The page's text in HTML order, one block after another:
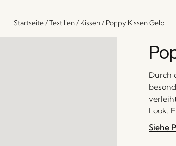
Startseite/Textilien/ Kissen/ Poppy Kissen Gelb
Durch
Look.
Siehe